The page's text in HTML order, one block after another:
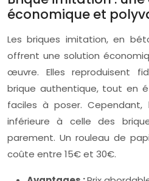
économique et
Les briques imitation, en
offrent une solution
œuvre. Elles reproduisent
brique authentique, tout en
faciles à poser.
inférieure à celle des
parement. Un rouleau de
coûte entre 15€ et 30€.